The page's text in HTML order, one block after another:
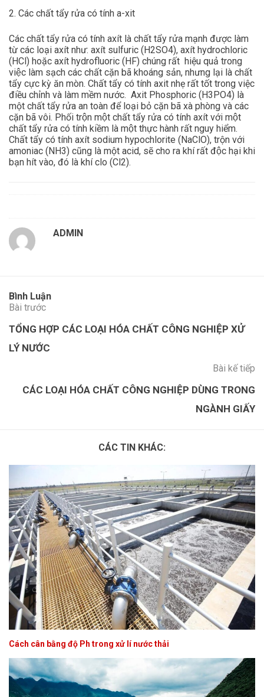
2. Các chất tẩy rửa có tính a-xit
Các chất tẩy rửa có tính axít là chất tẩy rửa mạnh được làm
từ các loại axít như: axít sulfuric (H2SO4), axít hydrochloric
(HCl) hoặc axít hydrofluoric (HF) chúng rất hiệu quả trong
việc làm sạch các chất cặn bã khoáng sản, nhưng lại là chất
tẩy cực kỳ ăn mòn. Chất tẩy có tính axit nhẹ rất tốt trong việc
điều chỉnh và làm mềm nước. Axit Phosphoric (H3PO4) là
một chất tẩy rửa an toàn để loại bỏ cặn bã xà phòng và các
cặn bã vôi. Phối trộn một chất tẩy rửa có tính axít với một
chất tẩy rửa có tính kiềm là một thực hành rất nguy hiểm.
Chất tẩy có tính axít sodium hypochlorite (NaClO), trộn với
amoniac (NH3) cũng là một acid, sẽ cho ra khí rất độc hại khi
bạn hít vào, đó là khí clo (Cl2).
ADMIN
Bình Luận
Bài trước
TỔNG HỢP CÁC LOẠI HÓA CHẤT CÔNG NGHIỆP XỬ
LÝ NƯỚC
Bài kế tiếp
CÁC LOẠI HÓA CHẤT CÔNG NGHIỆP DÙNG TRONG
NGÀNH GIẤY
CÁC TIN KHÁC:
Cách cân bằng độ Ph trong xử lí nước thải